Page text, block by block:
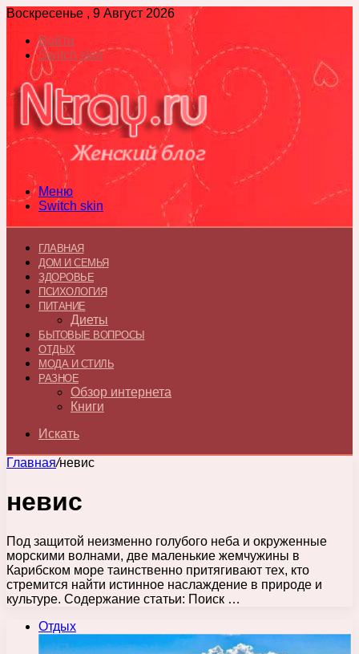
Воскресенье , 9 Август 2026
Войти
Switch skin
Меню
Switch skin
ГЛАВНАЯ
ДОМ И СЕМЬЯ
ЗДОРОВЬЕ
ПСИХОЛОГИЯ
ПИТАНИЕ
Диеты
БЫТОВЫЕ ВОПРОСЫ
ОТДЫХ
МОДА И СТИЛЬ
РАЗНОЕ
Обзор интернета
Книги
Искать
Главная/невис
невис
Под защитой неизменно голубого неба и окруженные
морскими волнами, две маленькие жемчужины в
Карибском море таинственно притягивают тех, кто
стремится найти истинное наслаждение в природе и
культуре. Содержание статьи: Поиск …
Отдых